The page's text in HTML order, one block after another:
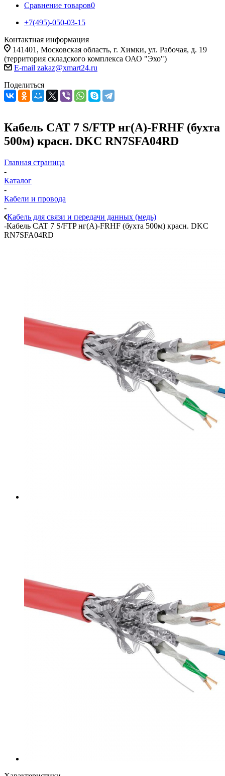
Сравнение товаров0
+7(495)-050-03-15
Контактная информация
141401, Московская область, г. Химки, ул. Рабочая, д. 19
(территория складского комплекса ОАО "Эхо")
E-mail zakaz@xmart24.ru
Поделиться
Кабель CAT 7 S/FTP нг(А)-FRHF (бухта
500м) красн. DKC RN7SFA04RD
Главная страница
-
Каталог
-
Кабели и провода
-
Кабель для связи и передачи данных (медь)
-Кабель CAT 7 S/FTP нг(А)-FRHF (бухта 500м) красн. DKC
RN7SFA04RD